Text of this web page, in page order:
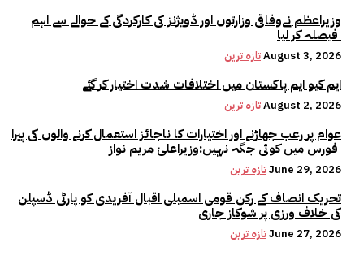
وزیراعظم نےوفاقی وزارتوں اور ڈویژنز کی کارکردگی کے حوالے سے اہم
تازہ ترینAugust 3, 2026
ایم کیو ایم پاکستان میں اختلافات شدت اختیار کر گئے
تازہ ترینAugust 2, 2026
عوام پر رعب جھاڑنے اور اختیارات کا ناجائز استعمال کرنے والوں کی پیرا
تازہ ترینJune 29, 2026
تحریک انصاف کے رکن قومی اسمبلی اقبال آفریدی کو پارٹی ڈسپلن
کی خلاف ورزی پر شوکاز جاری
تازہ ترینJune 27, 2026